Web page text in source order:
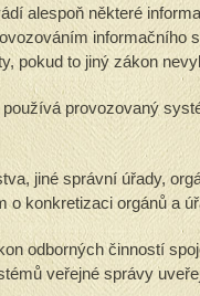
alespoň některé
informačního
pokud to jiný zákon
provozovaný
jiné správní úřady,
o konkretizaci orgánů a
odborných činností
veřejné správy